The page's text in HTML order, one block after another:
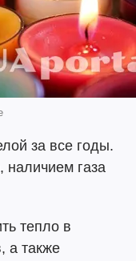
за все годы.
наличием газа
тепло в
а также